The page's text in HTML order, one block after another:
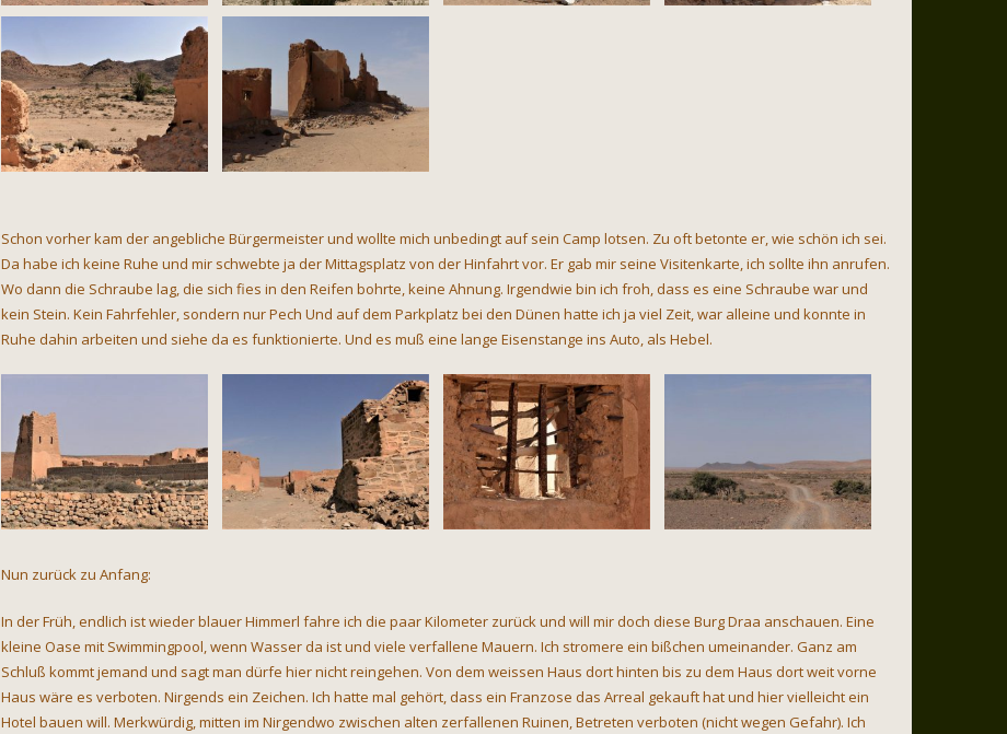
Schon vorher kam der angebliche Bürgermeister und wollte mich unbedingt auf sein Camp lotsen. Zu oft betonte er, wie schön ich sei.
Da habe ich keine Ruhe und mir schwebte ja der Mittagsplatz von der Hinfahrt vor. Er gab mir seine Visitenkarte, ich sollte ihn anrufen.
Wo dann die Schraube lag, die sich fies in den Reifen bohrte, keine Ahnung. Irgendwie bin ich froh, dass es eine Schraube war und
kein Stein. Kein Fahrfehler, sondern nur Pech Und auf dem Parkplatz bei den Dünen hatte ich ja viel Zeit, war alleine und konnte in
Ruhe dahin arbeiten und siehe da es funktionierte. Und es muß eine lange Eisenstange ins Auto, als Hebel.
Nun zurück zu Anfang:
In der Früh, endlich ist wieder blauer Himmerl fahre ich die paar Kilometer zurück und will mir doch diese Burg Draa anschauen. Eine
kleine Oase mit Swimmingpool, wenn Wasser da ist und viele verfallene Mauern. Ich stromere ein bißchen umeinander. Ganz am
Schluß kommt jemand und sagt man dürfe hier nicht reingehen. Von dem weissen Haus dort hinten bis zu dem Haus dort weit vorne
Haus wäre es verboten. Nirgends ein Zeichen. Ich hatte mal gehört, dass ein Franzose das Arreal gekauft hat und hier vielleicht ein
Hotel bauen will. Merkwürdig, mitten im Nirgendwo zwischen alten zerfallenen Ruinen, Betreten verboten (nicht wegen Gefahr). Ich